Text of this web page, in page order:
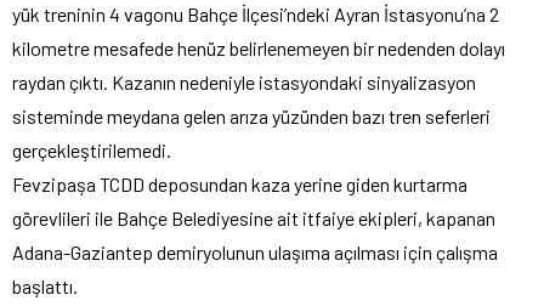
yük treninin 4 vagonu Bahçe İlçesi’ndeki Ayran İstasyonu’na 2
kilometre mesafede henüz belirlenemeyen bir nedenden dolayı
raydan çıktı. Kazanın nedeniyle istasyondaki sinyalizasyon
sisteminde meydana gelen arıza yüzünden bazı tren seferleri
gerçekleştirilemedi.
Fevzipaşa TCDD deposundan kaza yerine giden kurtarma
görevlileri ile Bahçe Belediyesine ait itfaiye ekipleri, kapanan
Adana-Gaziantep demiryolunun ulaşıma açılması için çalışma
başlattı.